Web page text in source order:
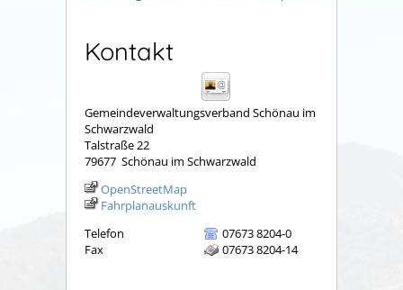
Kontakt
Gemeindeverwaltungsverband Schönau im
Schwarzwald
Talstraße 22
79677 Schönau im Schwarzwald
OpenStreetMap
Fahrplanauskunft
Telefon
07673 8204-0
Fax
07673 8204-14